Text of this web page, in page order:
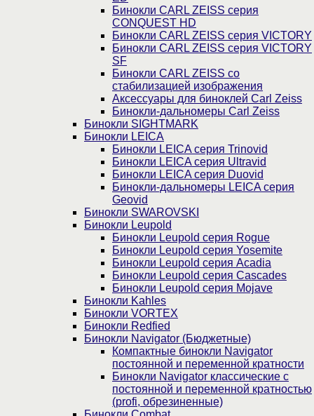
Бинокли CARL ZEISS серия
CONQUEST HD
Бинокли CARL ZEISS серия VICTORY
Бинокли CARL ZEISS серия VICTORY
SF
Бинокли CARL ZEISS со
стабилизацией изображения
Аксессуары для биноклей Carl Zeiss
Бинокли-дальномеры Carl Zeiss
Бинокли SIGHTMARK
Бинокли LEICA
Бинокли LEICA серия Trinovid
Бинокли LEICA серия Ultravid
Бинокли LEICA серия Duovid
Бинокли-дальномеры LEICA серия
Geovid
Бинокли SWAROVSKI
Бинокли Leupold
Бинокли Leupold серия Rogue
Бинокли Leupold серия Yosemite
Бинокли Leupold серия Acadia
Бинокли Leupold серия Cascades
Бинокли Leupold серия Mojave
Бинокли Kahles
Бинокли VORTEX
Бинокли Redfied
Бинокли Navigator (Бюджетные)
Компактные бинокли Navigator
постоянной и переменной кратности
Бинокли Navigator классические с
постоянной и переменной кратностью
(profi, обрезиненные)